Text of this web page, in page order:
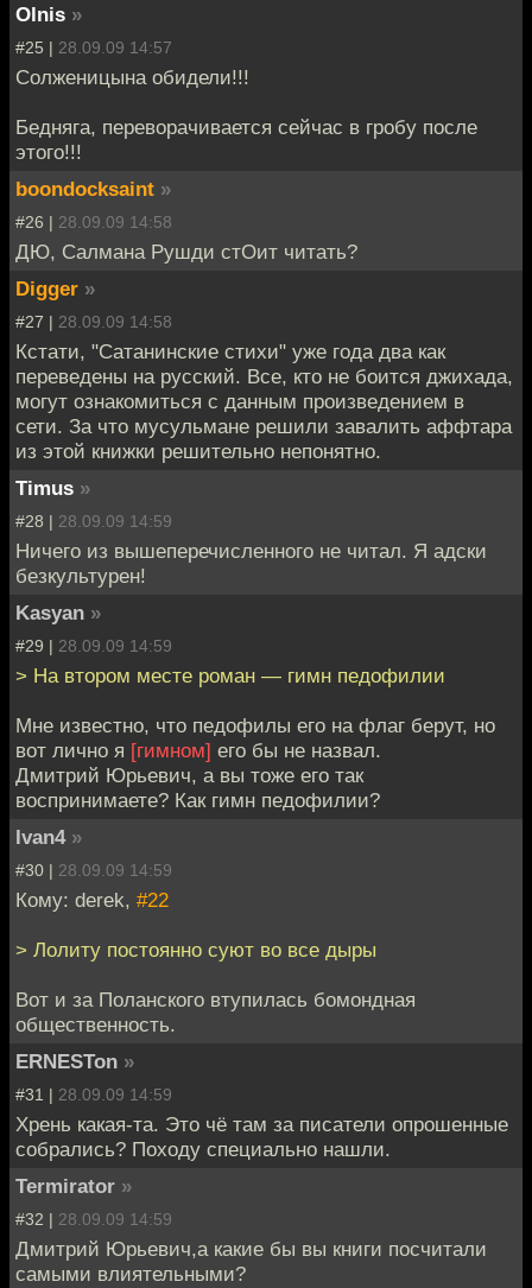
Olnis »
#25 | 28.09.09 14:57
Солженицына обидели!!!
Бедняга, переворачивается сейчас в гробу после
этого!!!
boondocksaint »
#26 | 28.09.09 14:58
ДЮ, Салмана Рушди стОит читать?
Digger »
#27 | 28.09.09 14:58
Кстати, "Сатанинские стихи" уже года два как
переведены на русский. Все, кто не боится джихада,
могут ознакомиться с данным произведением в
сети. За что мусульмане решили завалить аффтара
из этой книжки решительно непонятно.
Timus »
#28 | 28.09.09 14:59
Ничего из вышеперечисленного не читал. Я адски
безкультурен!
Kasyan »
#29 | 28.09.09 14:59
> На втором месте роман — гимн педофилии
Мне известно, что педофилы его на флаг берут, но
вот лично я [гимном] его бы не назвал.
Дмитрий Юрьевич, а вы тоже его так
воспринимаете? Как гимн педофилии?
Ivan4 »
#30 | 28.09.09 14:59
Кому: derek, #22
> Лолиту постоянно суют во все дыры
Вот и за Поланского втупилась бомондная
общественность.
ERNESTon »
#31 | 28.09.09 14:59
Хрень какая-та. Это чё там за писатели опрошенные
собрались? Походу специально нашли.
Termirator »
#32 | 28.09.09 14:59
Дмитрий Юрьевич,а какие бы вы книги посчитали
самыми влиятельными?